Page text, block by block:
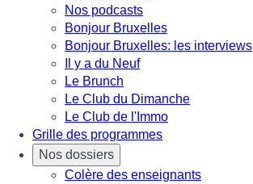
Nos podcasts
Bonjour Bruxelles
Bonjour Bruxelles: les interviews
Il y a du Neuf
Le Brunch
Le Club du Dimanche
Le Club de l'Immo
Grille des programmes
Nos dossiers
Colère des enseignants